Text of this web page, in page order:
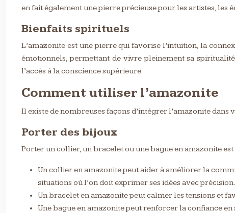
en fait également une pierre précieuse pour les artistes, les
Bienfaits spirituels
L’amazonite est une pierre qui favorise l’intuition, la
émotionnels, permettant de vivre pleinement sa
l’accès à la conscience supérieure.
Comment utiliser l’amazonite
Il existe de nombreuses façons d’intégrer l’amazonite
Porter des bijoux
Porter un collier, un bracelet ou une bague en amazonite
Un collier en amazonite peut aider à améliorer la
situations où l’on doit exprimer ses idées avec précision.
Un bracelet en amazonite peut calmer les tensions et
Une bague en amazonite peut renforcer la confiance en